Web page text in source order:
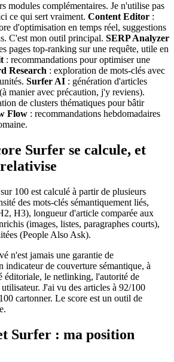
modules complémentaires. Je n'utilise pas
ce qui sert vraiment. Content Editor :
d'optimisation en temps réel, suggestions
C'est mon outil principal. SERP Analyzer
pages top-ranking sur une requête, utile en
: recommandations pour optimiser une
Research : exploration de mots-clés avec
Surfer AI : génération d'articles
manier avec précaution, j'y reviens).
de clusters thématiques pour bâtir
Flow : recommandations hebdomadaires
Surfer se calcule, et
100 est calculé à partir de plusieurs
des mots-clés sémantiquement liés,
H3), longueur d'article comparée aux
(images, listes, paragraphes courts),
(People Also Ask).
n'est jamais une garantie de
indicateur de couverture sémantique, à
éditoriale, le netlinking, l'autorité de
J'ai vu des articles à 92/100
cartonner. Le score est un outil de
Surfer : ma position